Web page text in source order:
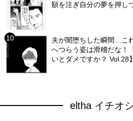
額を注ぎ自分の夢を押し
夫が闇堕ちした瞬間…こ
へつらう姿は滑稽だな！
いとダメですか？ Vol.28】
eltha イチオ